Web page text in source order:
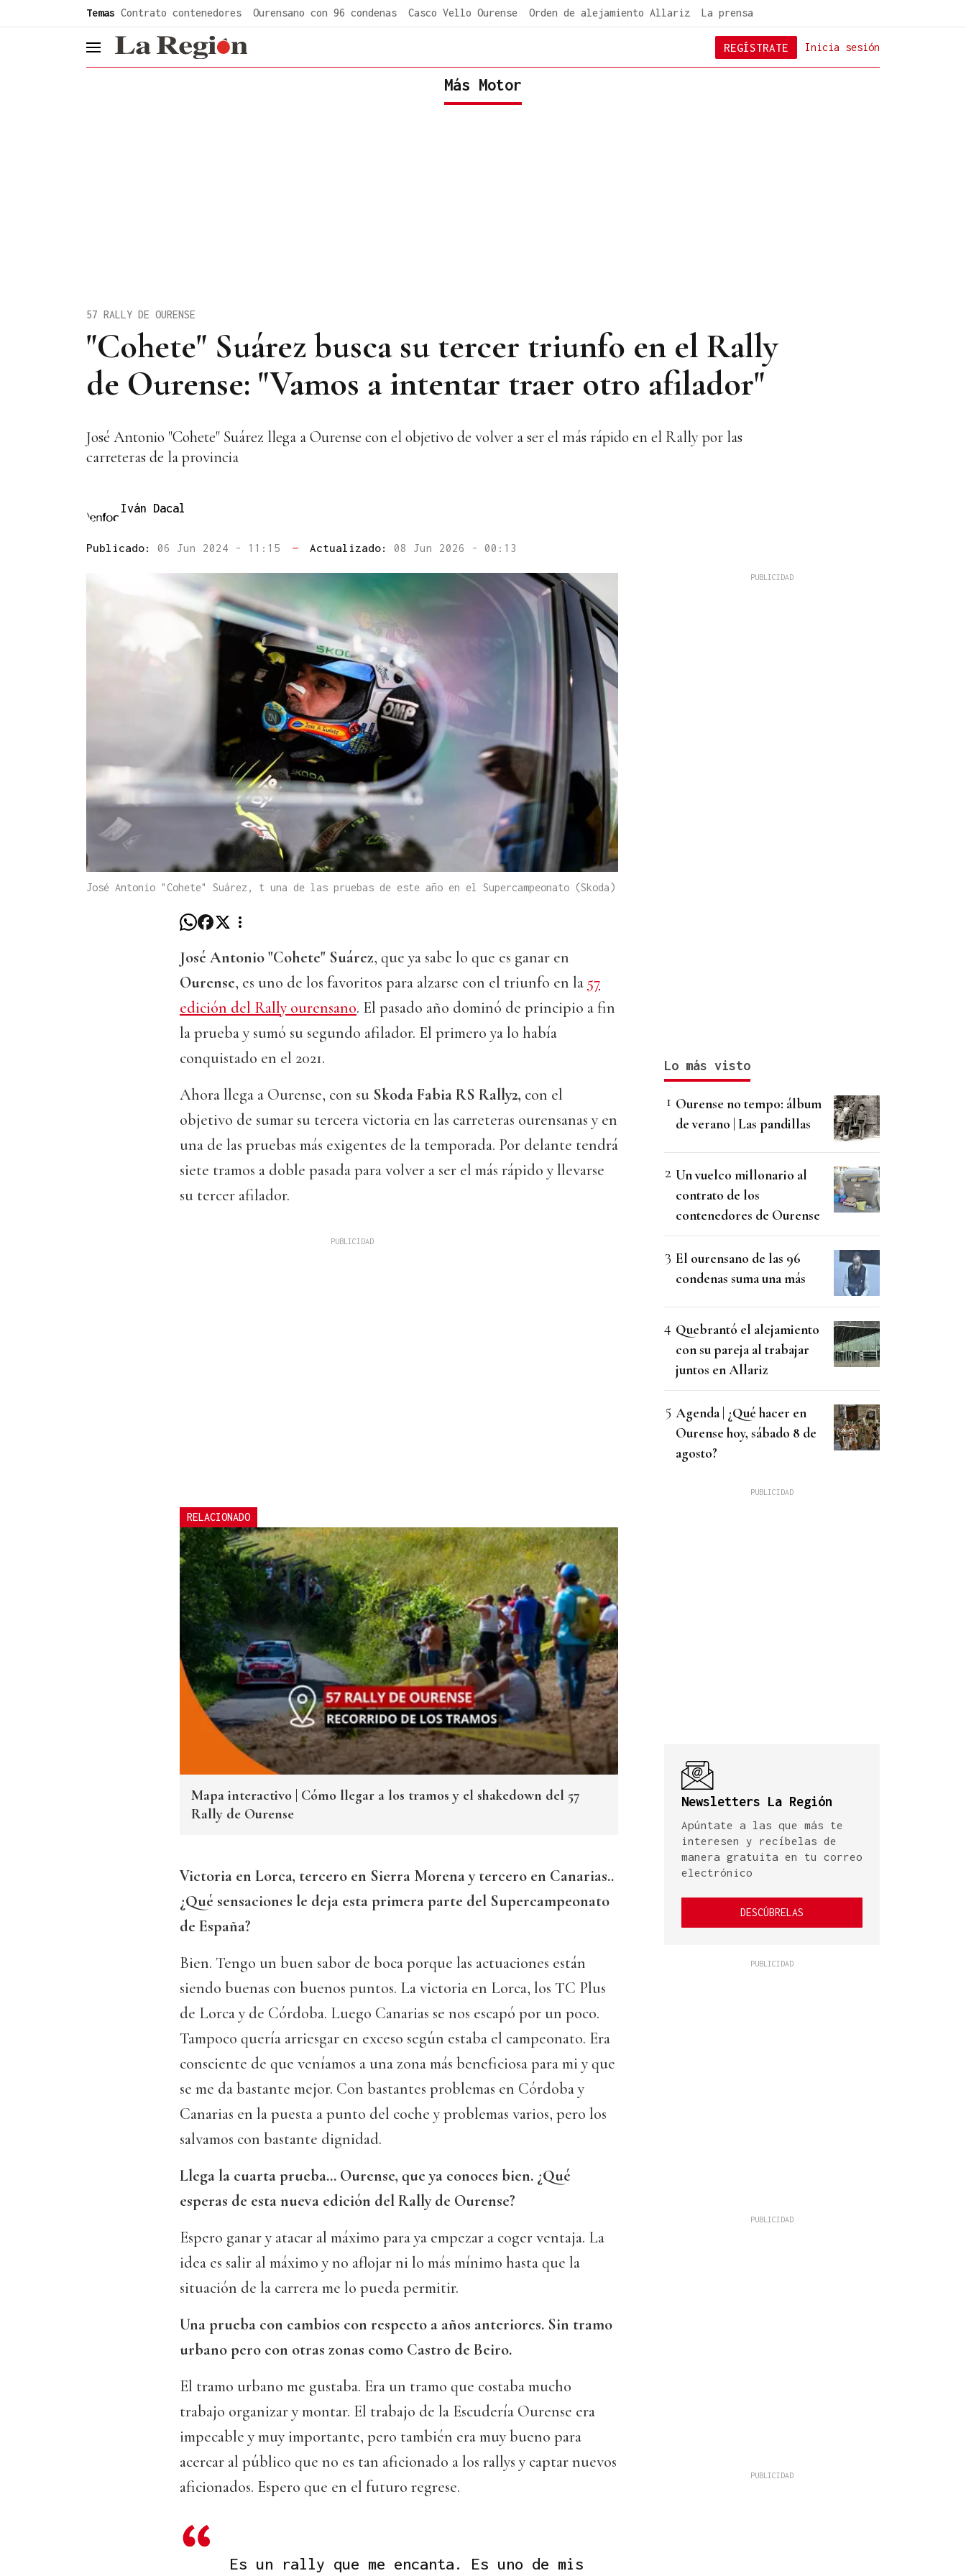
Temas Contrato contenedores Ourensano con 96 condenas Casco Vello Ourense Orden de alejamiento Allariz La prensa
header.menu.open Inicia sesión
REGÍSTRATE
Más Motor
"Cohete" Suárez busca su tercer triunfo en el Rally
de Ourense: "Vamos a intentar traer otro afilador"
57 RALLY DE OURENSE
José Antonio "Cohete" Suárez llega a Ourense con el objetivo de volver a ser el más rápido en el Rally por las
carreteras de la provincia
Iván Dacal
Publicado: 06 Jun 2024 - 11:15 — Actualizado: 08 Jun 2026 - 00:13
José Antonio "Cohete" Suárez, t una de las pruebas de este año en el Supercampeonato (Skoda)
José Antonio "Cohete" Suárez, que ya sabe lo que es ganar en
Ourense, es uno de los favoritos para alzarse con el triunfo en la 57
edición del Rally ourensano. El pasado año dominó de principio a fin
la prueba y sumó su segundo afilador. El primero ya lo había
conquistado en el 2021.
Ahora llega a Ourense, con su Skoda Fabia RS Rally2, con el
objetivo de sumar su tercera victoria en las carreteras ourensanas y en
una de las pruebas más exigentes de la temporada. Por delante tendrá
siete tramos a doble pasada para volver a ser el más rápido y llevarse
su tercer afilador.
RELACIONADO
Mapa interactivo | Cómo llegar a los tramos y el shakedown del 57
Rally de Ourense
Victoria en Lorca, tercero en Sierra Morena y tercero en Canarias..
¿Qué sensaciones le deja esta primera parte del Supercampeonato
de España?
Bien. Tengo un buen sabor de boca porque las actuaciones están
siendo buenas con buenos puntos. La victoria en Lorca, los TC Plus
de Lorca y de Córdoba. Luego Canarias se nos escapó por un poco.
Tampoco quería arriesgar en exceso según estaba el campeonato. Era
consciente de que veníamos a una zona más beneficiosa para mi y que
se me da bastante mejor. Con bastantes problemas en Córdoba y
Canarias en la puesta a punto del coche y problemas varios, pero los
salvamos con bastante dignidad.
Llega la cuarta prueba… Ourense, que ya conoces bien. ¿Qué
esperas de esta nueva edición del Rally de Ourense?
Espero ganar y atacar al máximo para ya empezar a coger ventaja. La
idea es salir al máximo y no aflojar ni lo más mínimo hasta que la
situación de la carrera me lo pueda permitir.
Una prueba con cambios con respecto a años anteriores. Sin tramo
urbano pero con otras zonas como Castro de Beiro.
El tramo urbano me gustaba. Era un tramo que costaba mucho
trabajo organizar y montar. El trabajo de la Escudería Ourense era
impecable y muy importante, pero también era muy bueno para
acercar al público que no es tan aficionado a los rallys y captar nuevos
aficionados. Espero que en el futuro regrese.
Es un rally que me encanta. Es uno de mis
Lo más visto
Ourense no tempo: álbum
de verano | Las pandillas
Un vuelco millonario al
contrato de los
contenedores de Ourense
El ourensano de las 96
condenas suma una más
Quebrantó el alejamiento
con su pareja al trabajar
juntos en Allariz
Agenda | ¿Qué hacer en
Ourense hoy, sábado 8 de
agosto?
Newsletters La Región
Apúntate a las que más te
interesen y recíbelas de
manera gratuita en tu correo
electrónico
DESCÚBRELAS